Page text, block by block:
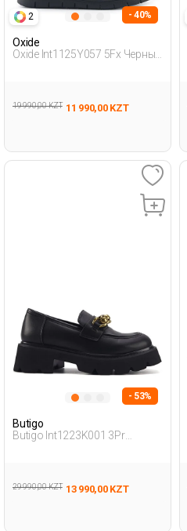
2 - 40%
Oxide
Oxide Int1125Y057 5Fx Черный
19 990,00 KZT 11 990,00 KZT
- 53%
Butigo
Butigo Int1223K001 3Pr
29 990,00 KZT 13 990,00 KZT